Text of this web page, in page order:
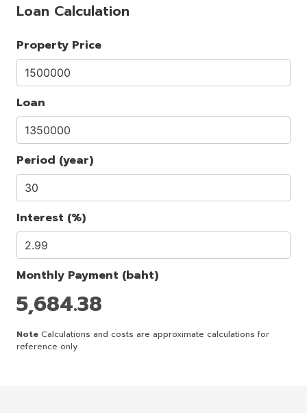
Loan Calculation
Property Price
Loan
Period (year)
Interest (%)
Monthly Payment (baht)
5,684.38
Note Calculations and costs are approximate calculations for
reference only.